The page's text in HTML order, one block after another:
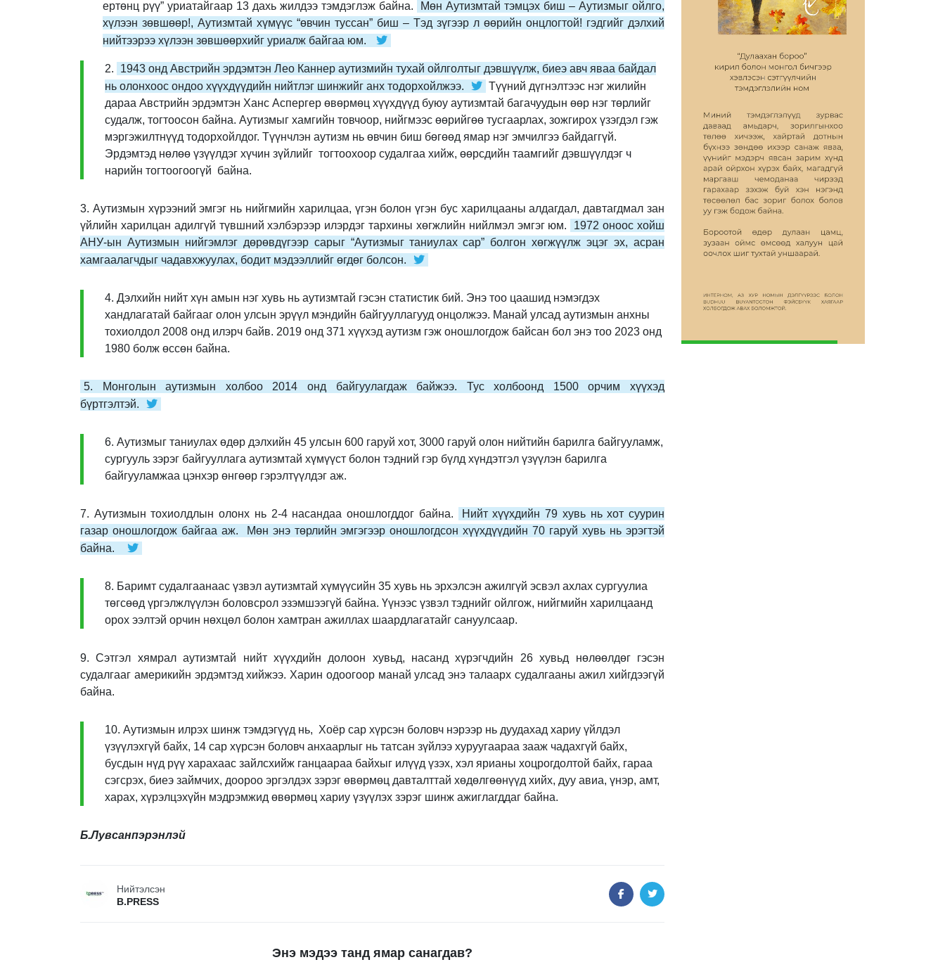
ертөнц рүү” уриатайгаар 13 дахь жилдээ тэмдэглэж байна.
Мөн Аутизмтай тэмцэх биш – Аутизмыг ойлго,
хүлээн зөвшөөр!, Аутизмтай хүмүүс “өвчин туссан” биш – Тэд зүгээр л өөрийн онцлогтой! гэдгийг дэлхий
нийтээрээ хүлээн зөвшөөрхийг уриалж байгаа юм.
2.
1943 онд Австрийн эрдэмтэн Лео Каннер аутизмийн тухай ойлголтыг дэвшүүлж, биеэ авч яваа байдал
нь олонхоос ондоо хүүхдүүдийн нийтлэг шинжийг анх тодорхойлжээ.
Түүний дүгнэлтээс нэг жилийн
дараа Австрийн эрдэмтэн Ханс Аспергер өвөрмөц хүүхдүүд буюу аутизмтай багачуудын өөр нэг төрлийг
судалж, тогтоосон байна. Аутизмыг хамгийн товчоор, нийгмээс өөрийгөө тусгаарлах, зожгирох үзэгдэл гэж
мэргэжилтнүүд тодорхойлдог. Түүнчлэн аутизм нь өвчин биш бөгөөд ямар нэг эмчилгээ байдаггүй.
Эрдэмтэд нөлөө үзүүлдэг хүчин зүйлийг тогтоохоор судалгаа хийж, өөрсдийн таамгийг дэвшүүлдэг ч
нарийн тогтоогоогүй байна.
3. Аутизмын хүрээний эмгэг нь нийгмийн харилцаа, үгэн болон үгэн бус харилцааны алдагдал, давтагдмал зан
үйлийн харилцан адилгүй түвшний хэлбэрээр илэрдэг тархины хөгжлийн нийлмэл эмгэг юм.
1972 оноос хойш
АНУ-ын Аутизмын нийгэмлэг дөрөвдүгээр сарыг “Аутизмыг таниулах сар” болгон хөгжүүлж эцэг эх, асран
хамгаалагчдыг чадавхжуулах, бодит мэдээллийг өгдөг болсон.
4. Дэлхийн нийт хүн амын нэг хувь нь аутизмтай гэсэн статистик бий. Энэ тоо цаашид нэмэгдэх
хандлагатай байгааг олон улсын эрүүл мэндийн байгууллагууд онцолжээ. Манай улсад аутизмын анхны
тохиолдол 2008 онд илэрч байв. 2019 онд 371 хүүхэд аутизм гэж оношлогдож байсан бол энэ тоо 2023 онд
1980 болж өссөн байна.
5. Монголын аутизмын холбоо 2014 онд байгуулагдаж байжээ. Тус холбоонд 1500 орчим хүүхэд
бүртгэлтэй.
6. Аутизмыг таниулах өдөр дэлхийн 45 улсын 600 гаруй хот, 3000 гаруй олон нийтийн барилга байгууламж,
сургууль зэрэг байгууллага аутизмтай хүмүүст болон тэдний гэр бүлд хүндэтгэл үзүүлэн барилга
байгууламжаа цэнхэр өнгөөр гэрэлтүүлдэг аж.
7. Аутизмын тохиолдлын олонх нь 2-4 насандаа оношлогддог байна.
Нийт хүүхдийн 79 хувь нь хот суурин
газар оношлогдож байгаа аж. Мөн энэ төрлийн эмгэгээр оношлогдсон хүүхдүүдийн 70 гаруй хувь нь эрэгтэй
байна.
8. Баримт судалгаанаас үзвэл аутизмтай хүмүүсийн 35 хувь нь эрхэлсэн ажилгүй эсвэл ахлах сургуулиа
төгсөөд үргэлжлүүлэн боловсрол эзэмшээгүй байна. Үүнээс үзвэл тэднийг ойлгож, нийгмийн харилцаанд
орох ээлтэй орчин нөхцөл болон хамтран ажиллах шаардлагатайг сануулсаар.
9. Сэтгэл хямрал аутизмтай нийт хүүхдийн долоон хувьд, насанд хүрэгчдийн 26 хувьд нөлөөлдөг гэсэн
судалгааг америкийн эрдэмтэд хийжээ. Харин одоогоор манай улсад энэ талаарх судалгааны ажил хийгдээгүй
байна.
10. Аутизмын илрэх шинж тэмдэгүүд нь, Хоёр сар хүрсэн боловч нэрээр нь дуудахад хариу үйлдэл
үзүүлэхгүй байх, 14 сар хүрсэн боловч анхаарлыг нь татсан зүйлээ хуруугаараа зааж чадахгүй байх,
бусдын нүд рүү харахаас зайлсхийж ганцаараа байхыг илүүд үзэх, хэл ярианы хоцрогдолтой байх, гараа
сэгсрэх, биеэ займчих, доороо эргэлдэх зэрэг өвөрмөц давталттай хөдөлгөөнүүд хийх, дуу авиа, үнэр, амт,
харах, хүрэлцэхүйн мэдрэмжид өвөрмөц хариу үзүүлэх зэрэг шинж ажиглагддаг байна.
Б.Лувсанпэрэнлэй
Нийтэлсэн
B.PRESS
Энэ мэдээ танд ямар санагдав?